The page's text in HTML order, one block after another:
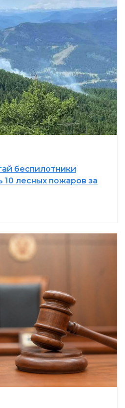
беспилотники
10 лесных пожаров за